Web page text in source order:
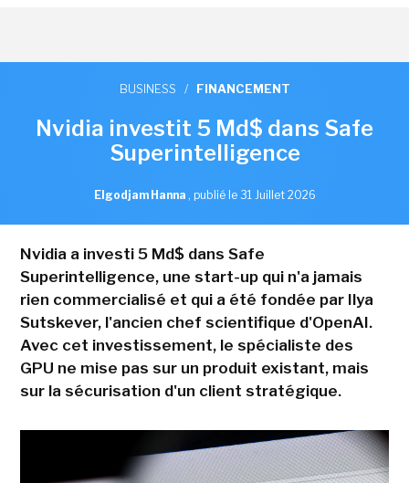
BUSINESS / FINANCEMENT
Nvidia investit 5 Md$ dans Safe
Superintelligence
Elgodjam Hanna , publié le 31 Juillet 2026
Nvidia a investi 5 Md$ dans Safe
Superintelligence, une start-up qui n'a jamais
rien commercialisé et qui a été fondée par Ilya
Sutskever, l'ancien chef scientifique d'OpenAI.
Avec cet investissement, le spécialiste des
GPU ne mise pas sur un produit existant, mais
sur la sécurisation d'un client stratégique.